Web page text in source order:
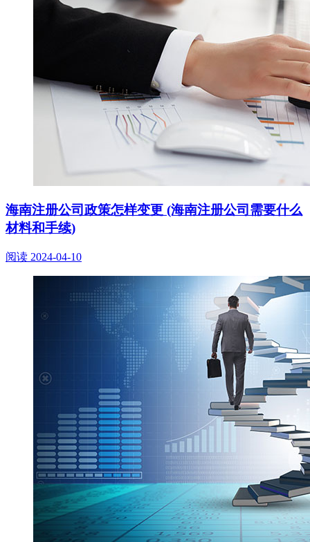
海南注册公司政策怎样变更 (海南注册公司需要什么
材料和手续)
阅读 2024-04-10